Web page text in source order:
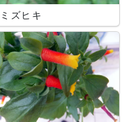
ミズヒキ